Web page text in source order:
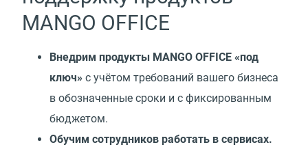
MANGO OFFICE
Внедрим продукты MANGO OFFICE «под
ключ» с учётом требований вашего бизнеса
в обозначенные сроки и с фиксированным
бюджетом.
Обучим сотрудников работать в сервисах.